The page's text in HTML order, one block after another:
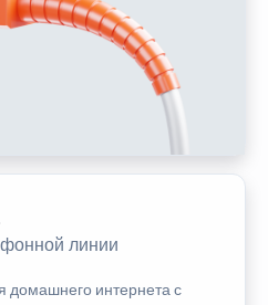
линии
домашнего интернета с